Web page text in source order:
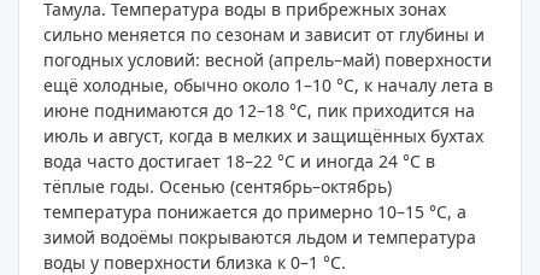
Тамула. Температура воды в прибрежных зонах
сильно меняется по сезонам и зависит от глубины и
погодных условий: весной (апрель–май) поверхности
ещё холодные, обычно около 1–10 °C, к началу лета в
июне поднимаются до 12–18 °C, пик приходится на
июль и август, когда в мелких и защищённых бухтах
вода часто достигает 18–22 °C и иногда 24 °C в
тёплые годы. Осенью (сентябрь–октябрь)
температура понижается до примерно 10–15 °C, а
зимой водоёмы покрываются льдом и температура
воды у поверхности близка к 0–1 °C.